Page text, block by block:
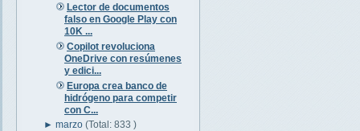
Lector de documentos
falso en Google Play con
10K ...
Copilot revoluciona
OneDrive con resúmenes
y edici...
Europa crea banco de
hidrógeno para competir
con C...
►marzo(Total: 833 )